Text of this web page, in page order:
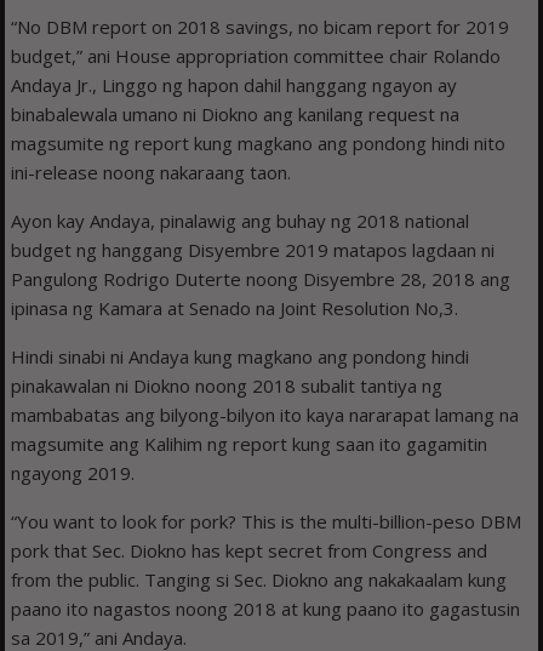
“No DBM report on 2018 savings, no bicam report for 2019
budget,” ani House appropriation committee chair Rolando
Andaya Jr., Linggo ng hapon dahil hanggang ngayon ay
binabalewala umano ni Diokno ang kanilang request na
magsumite ng report kung magkano ang pondong hindi nito
ini-release noong nakaraang taon.
Ayon kay Andaya, pinalawig ang buhay ng 2018 national
budget ng hanggang Disyembre 2019 matapos lagdaan ni
Pangulong Rodrigo Duterte noong Disyembre 28, 2018 ang
ipinasa ng Kamara at Senado na Joint Resolution No,3.
Hindi sinabi ni Andaya kung magkano ang pondong hindi
pinakawalan ni Diokno noong 2018 subalit tantiya ng
mambabatas ang bilyong-bilyon ito kaya nararapat lamang na
magsumite ang Kalihim ng report kung saan ito gagamitin
ngayong 2019.
“You want to look for pork? This is the multi-billion-peso DBM
pork that Sec. Diokno has kept secret from Congress and
from the public. Tanging si Sec. Diokno ang nakakaalam kung
paano ito nagastos noong 2018 at kung paano ito gagastusin
sa 2019,” ani Andaya.